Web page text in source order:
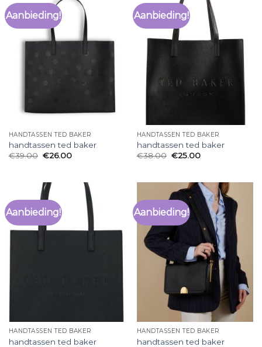
Aanbieding!
HANDTASSEN TED BAKER
handtassen ted baker
€39.00 €26.00
Aanbieding!
HANDTASSEN TED BAKER
handtassen ted baker
€38.00 €25.00
Aanbieding!
HANDTASSEN TED BAKER
handtassen ted baker
Aanbieding!
HANDTASSEN TED BAKER
handtassen ted baker